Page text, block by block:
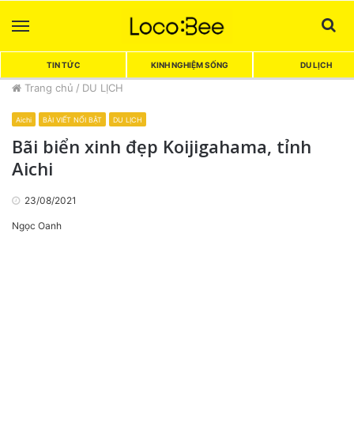
TIN TỨC KINH NGHIỆM SỐNG DU LỊCH
Trang chủ / DU LỊCH
Aichi BÀI VIẾT NỔI BẬT DU LỊCH
Bãi biển xinh đẹp Koijigahama, tỉnh
Aichi
23/08/2021
Ngọc Oanh